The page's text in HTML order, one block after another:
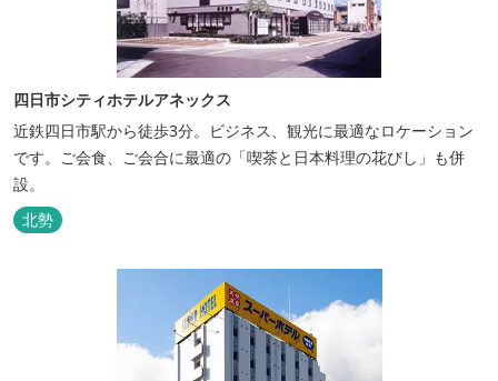
四日市シティホテルアネックス
近鉄四日市駅から徒歩3分。ビジネス、観光に最適なロケーション
です。ご会食、ご会合に最適の「喫茶と日本料理の花びし」も併
設。
北勢